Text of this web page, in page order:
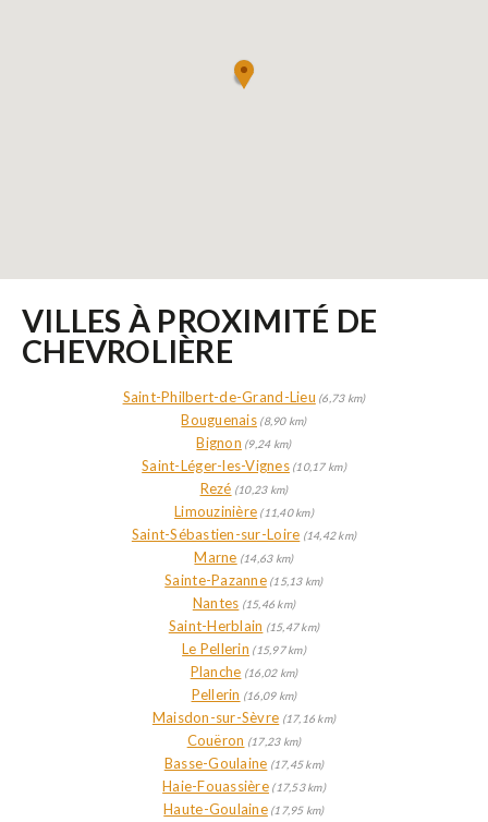
VILLES À PROXIMITÉ DE
CHEVROLIÈRE
Saint-Philbert-de-Grand-Lieu (6,73 km)
Bouguenais (8,90 km)
Bignon (9,24 km)
Saint-Léger-les-Vignes(10,17 km)
Rezé (10,23 km)
Limouzinière (11,40 km)
Saint-Sébastien-sur-Loire (14,42 km)
Marne (14,63 km)
Sainte-Pazanne(15,13 km)
Nantes (15,46 km)
Saint-Herblain (15,47 km)
Le Pellerin (15,97 km)
Planche (16,02 km)
Pellerin (16,09 km)
Maisdon-sur-Sèvre (17,16 km)
Couëron (17,23 km)
Basse-Goulaine (17,45 km)
Haie-Fouassière (17,53 km)
Haute-Goulaine(17,95 km)